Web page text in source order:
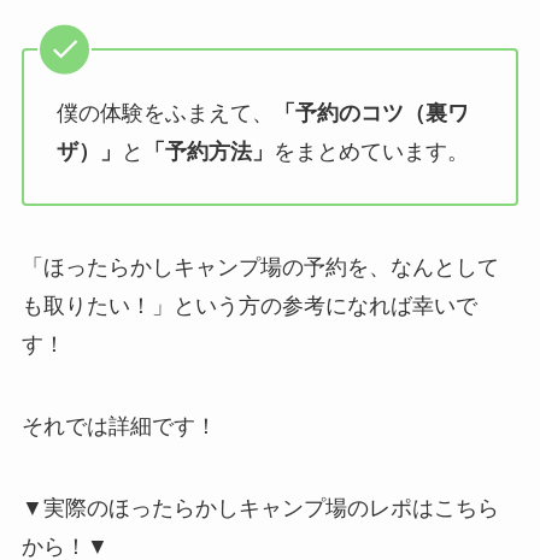
僕の体験をふまえて、
「予約のコツ（裏ワ
ザ）」
と 「予約方法」 をまとめています。
「ほったらかしキャンプ場の予約を、なんとして
も取りたい！」という方の参考になれば幸いで
す！
それでは詳細です！
▼実際のほったらかしキャンプ場のレポはこちら
から！▼